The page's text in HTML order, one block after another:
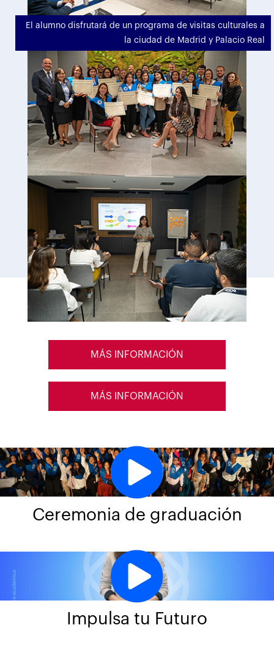
El alumno disfrutará de un programa de visitas culturales a
la ciudad de Madrid y Palacio Real
MÁS INFORMACIÓN
MÁS INFORMACIÓN
Ceremonia de graduación
Impulsa tu Futuro